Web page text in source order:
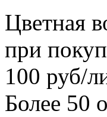
Цветная
при
100 руб/
Более 50